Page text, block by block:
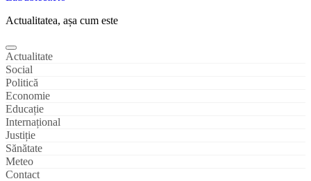
Actualitatea, așa cum este
Actualitate
Social
Politică
Economie
Educație
Internațional
Justiție
Sănătate
Meteo
Contact